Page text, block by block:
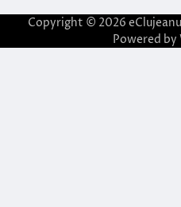
Copyright © 2026 eClujeanul
Powered by